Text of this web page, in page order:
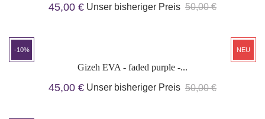
45,00 € Unser bisheriger Preis 50,00 €
-10% NEU
Gizeh EVA - faded purple -...
45,00 € Unser bisheriger Preis 50,00 €